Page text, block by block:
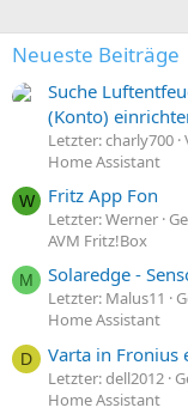
Neueste Beiträge
Suche
(Konto)
Letzter: charly700
Home Assistant
W Fritz App Fon
Letzter: Werner
AVM Fritz!Box
M Solaredge -
Letzter: Malus11
Home Assistant
D Varta in Fronius
Letzter: dell2012
Home Assistant